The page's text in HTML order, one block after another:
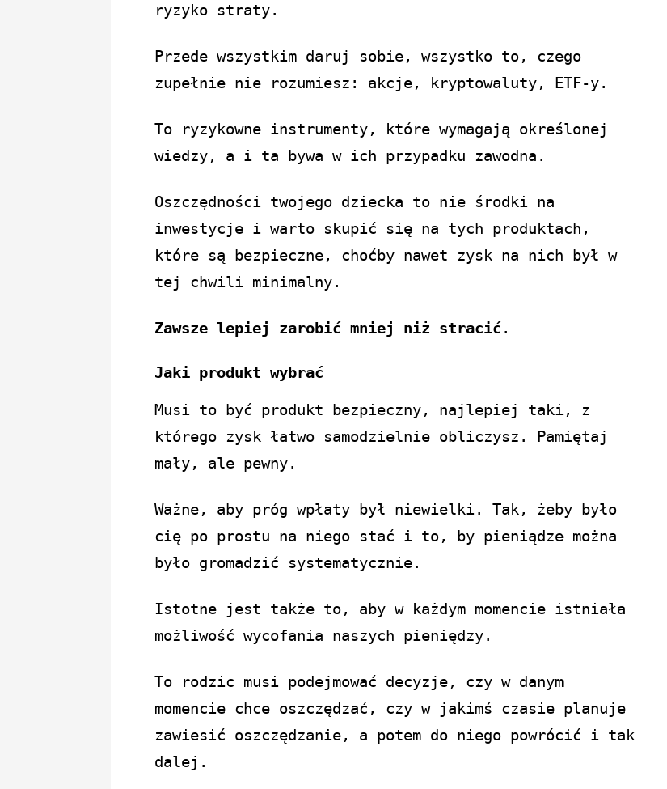
ryzyko straty.
Przede wszystkim daruj sobie, wszystko to, czego
zupełnie nie rozumiesz: akcje, kryptowaluty, ETF-y.
To ryzykowne instrumenty, które wymagają określonej
wiedzy, a i ta bywa w ich przypadku zawodna.
Oszczędności twojego dziecka to nie środki na
inwestycje i warto skupić się na tych produktach,
które są bezpieczne, choćby nawet zysk na nich był w
tej chwili minimalny.
Zawsze lepiej zarobić mniej niż stracić.
Jaki produkt wybrać
Musi to być produkt bezpieczny, najlepiej taki, z
którego zysk łatwo samodzielnie obliczysz. Pamiętaj
mały, ale pewny.
Ważne, aby próg wpłaty był niewielki. Tak, żeby było
cię po prostu na niego stać i to, by pieniądze można
było gromadzić systematycznie.
Istotne jest także to, aby w każdym momencie istniała
możliwość wycofania naszych pieniędzy.
To rodzic musi podejmować decyzje, czy w danym
momencie chce oszczędzać, czy w jakimś czasie planuje
zawiesić oszczędzanie, a potem do niego powrócić i tak
dalej.